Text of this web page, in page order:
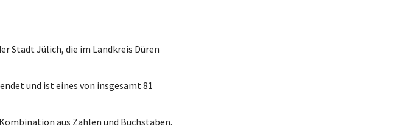
Stadt Jülich, die im Landkreis Düren
und ist eines von insgesamt 81
aus Zahlen und Buchstaben.